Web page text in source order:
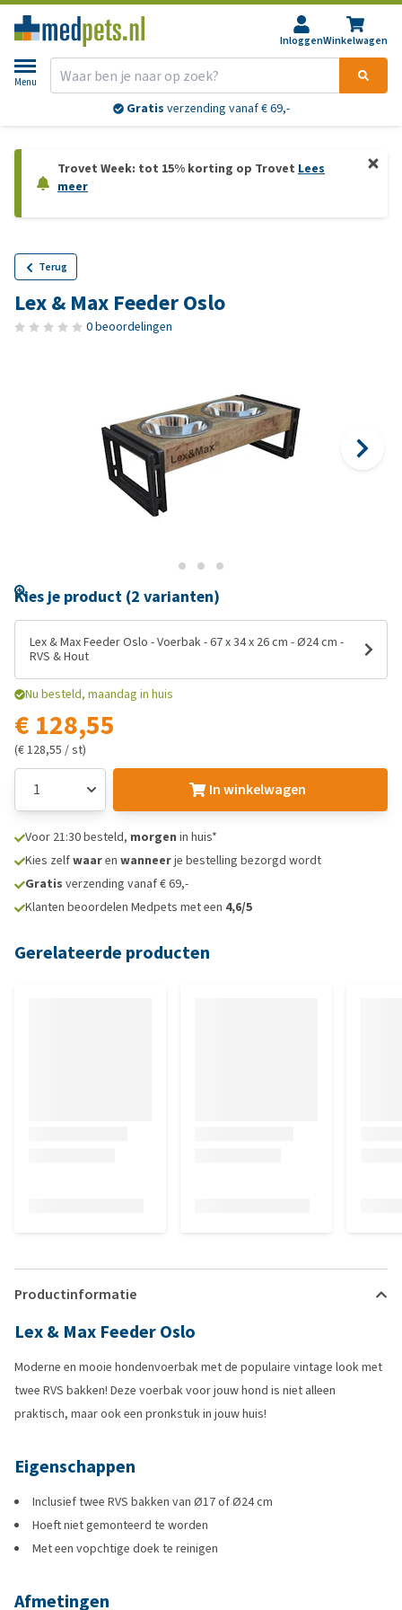
InloggenWinkelwagen
Menu
Gratis verzending vanaf € 69,-
Trovet Week: tot 15% korting op Trovet Lees
meer
Terug
Lex & Max Feeder Oslo
0 beoordelingen
Kies je product (2 varianten)
Lex & Max Feeder Oslo - Voerbak - 67 x 34 x 26 cm - Ø24 cm -
RVS & Hout
Nu besteld, maandag in huis
€ 128,55
(€ 128,55 / st)
In winkelwagen
Voor 21:30 besteld, morgen in huis*
Kies zelfwaaren wanneerje bestelling bezorgd wordt
Gratis verzending vanaf € 69,-
Klanten beoordelen Medpets met een 4,6/5
Gerelateerde producten
Productinformatie
Lex & Max Feeder Oslo
Moderne en mooie hondenvoerbak met de populaire vintage look met
twee RVS bakken! Deze voerbak voor jouw hond is niet alleen
praktisch, maar ook een pronkstuk in jouw huis!
Eigenschappen
Inclusief twee RVS bakken van Ø17 of Ø24 cm
Hoeft niet gemonteerd te worden
Met een vopchtige doek te reinigen
Afmetingen